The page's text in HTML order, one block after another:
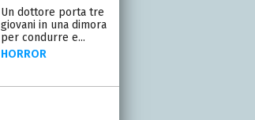
Un dottore porta tre
giovani in una dimora
per condurre e...
HORROR